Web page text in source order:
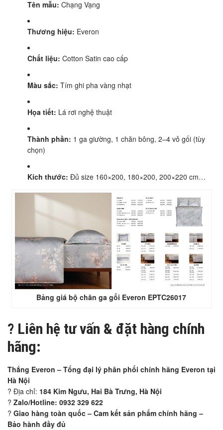
Tên mẫu: Chạng Vạng
Thương hiệu: Everon
Chất liệu: Cotton Satin cao cấp
Màu sắc: Tím ghi pha vàng nhạt
Họa tiết: Lá rơi nghệ thuật
Thành phần: 1 ga giường, 1 chăn bông, 2–4 vỏ gối (tùy
chọn)
Kích thước: Đủ size 160×200, 180×200, 200×220 cm…
Bảng giá bộ chăn ga gối Everon EPTC26017
? Liên hệ tư vấn & đặt hàng chính
hãng:
Thắng Everon – Tổng đại lý phân phối chính hãng Everon tại
Hà Nội
? Địa chỉ: 184 Kim Ngưu, Hai Bà Trưng, Hà Nội
? Zalo/Hotline: 0932 329 622
?️ Giao hàng toàn quốc – Cam kết sản phẩm chính hãng –
Bảo hành đầy đủ